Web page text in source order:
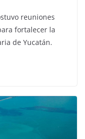
reuniones
fortalecer la
de Yucatán.